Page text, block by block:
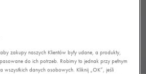
1/7
zakupy naszych Klientów były udane, a produkty,
do ich potrzeb. Robimy to jednak przy pełnym
wszystkich danych osobowych. Kliknij „OK”, jeśli